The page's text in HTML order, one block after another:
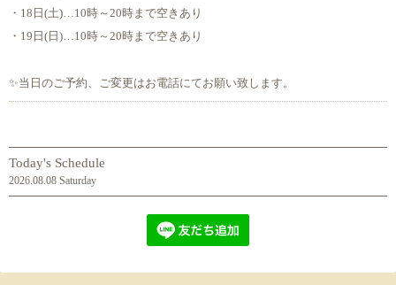
・18日(土)…10時～20時まで空きあり
・19日(日)…10時～20時まで空きあり
✨当日のご予約、ご変更はお電話にてお願い致します。
Today's Schedule
2026.08.08 Saturday